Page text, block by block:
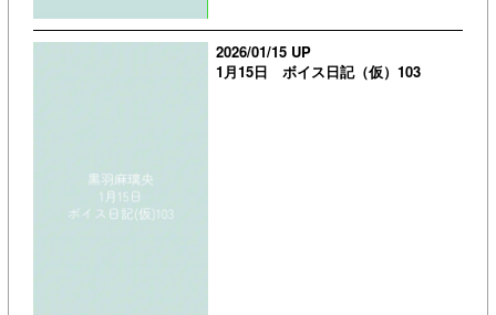
2026/01/15 UP
1月15日 ボイス日記（仮）103